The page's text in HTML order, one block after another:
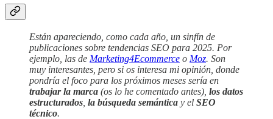
Están apareciendo, como cada año, un sinfín de
publicaciones sobre tendencias SEO para 2025. Por
ejemplo, las de Marketing4Ecommerce o Moz. Son
muy interesantes, pero si os interesa mi opinión, donde
pondría el foco para los próximos meses sería en
trabajar la marca (os lo he comentado antes), los datos
estructurados la búsqueda semántica y el SEO
técnico.